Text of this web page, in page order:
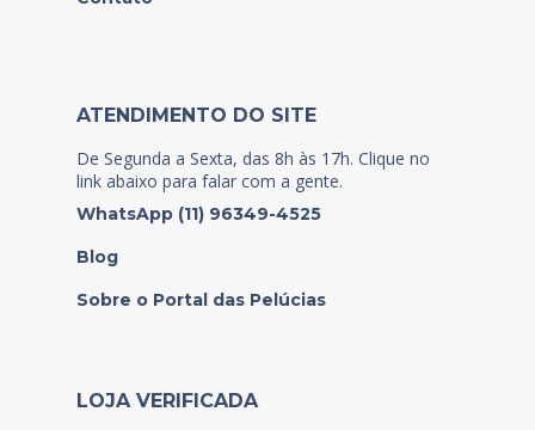
ATENDIMENTO DO SITE
De Segunda a Sexta, das 8h às 17h. Clique no
link abaixo para falar com a gente.
WhatsApp (11) 96349-4525
Blog
Sobre o Portal das Pelúcias
LOJA VERIFICADA